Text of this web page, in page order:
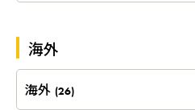
海外
海外 (26)